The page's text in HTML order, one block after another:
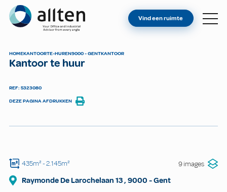
Allten
VIND EEN RUIMTE
Vind een ruimte
HOMEKANTOORTE-HUREN9000 - GENTKANTOOR
Kantoor te huur
REF: 5323080
DEZE PAGINA AFDRUKKEN
435m²- 2.145m² 9 images
Raymonde De Larochelaan 13, 9000 -Gent